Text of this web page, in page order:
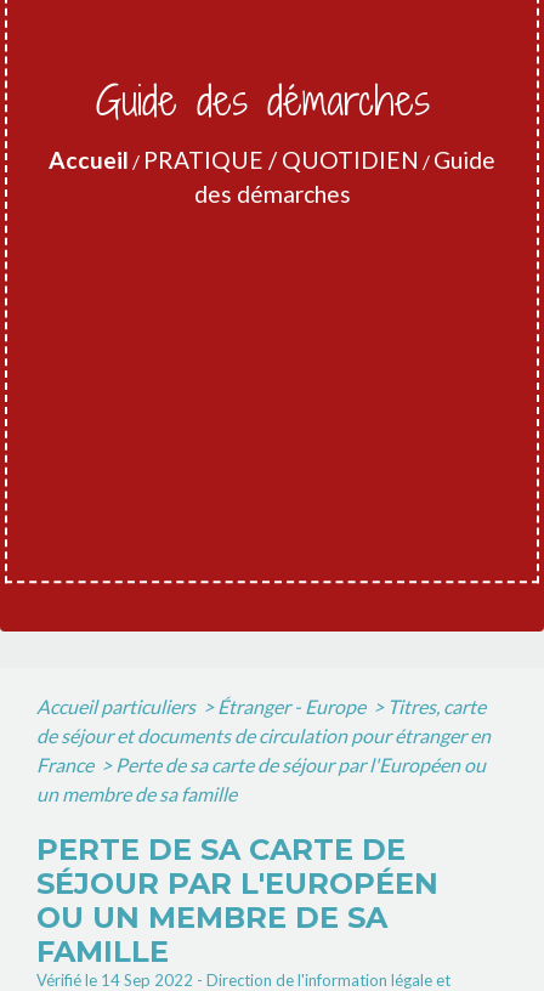
Guide des démarches
Accueil / PRATIQUE / QUOTIDIEN / Guide
des démarches
Accueil particuliers > Étranger - Europe > Titres, carte
de séjour et documents de circulation pour étranger en
France > Perte de sa carte de séjour par l'Européen ou
un membre de sa famille
PERTE DE SA CARTE DE
SÉJOUR PAR L'EUROPÉEN
OU UN MEMBRE DE SA
FAMILLE
Vérifié le 14 Sep 2022 - Direction de l'information légale et